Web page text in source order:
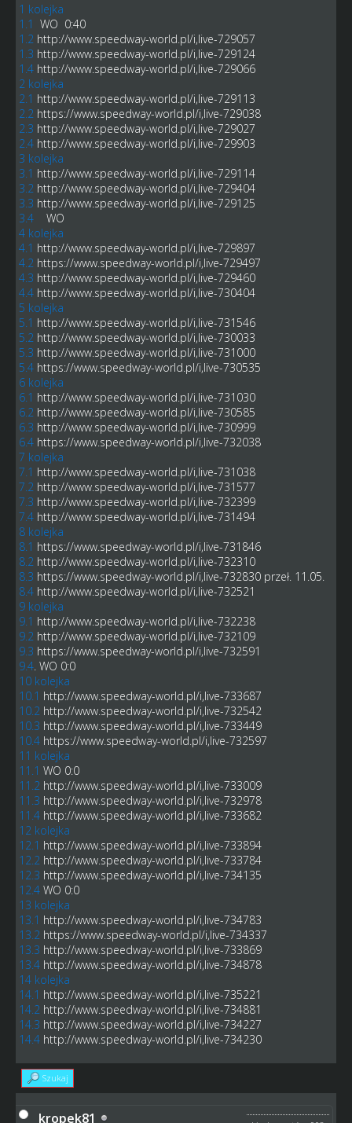
1 kolejka
1.1 WO 0:40
1.2 http://www.speedway-world.pl/i,live-729057
1.3 http://www.speedway-world.pl/i,live-729124
1.4 http://www.speedway-world.pl/i,live-729066
2 kolejka
2.1 http://www.speedway-world.pl/i,live-729113
2.2 https://www.speedway-world.pl/i,live-729038
2.3 http://www.speedway-world.pl/i,live-729027
2.4 http://www.speedway-world.pl/i,live-729903
3 kolejka
3.1 http://www.speedway-world.pl/i,live-729114
3.2 http://www.speedway-world.pl/i,live-729404
3.3 http://www.speedway-world.pl/i,live-729125
3.4WO
4 kolejka
4.1 http://www.speedway-world.pl/i,live-729897
4.2 https://www.speedway-world.pl/i,live-729497
4.3 http://www.speedway-world.pl/i,live-729460
4.4 http://www.speedway-world.pl/i,live-730404
5 kolejka
5.1 http://www.speedway-world.pl/i,live-731546
5.2 http://www.speedway-world.pl/i,live-730033
5.3 http://www.speedway-world.pl/i,live-731000
5.4 https://www.speedway-world.pl/i,live-730535
6 kolejka
6.1 http://www.speedway-world.pl/i,live-731030
6.2 http://www.speedway-world.pl/i,live-730585
6.3 http://www.speedway-world.pl/i,live-730999
6.4 https://www.speedway-world.pl/i,live-732038
7 kolejka
7.1 http://www.speedway-world.pl/i,live-731038
7.2 http://www.speedway-world.pl/i,live-731577
7.3 http://www.speedway-world.pl/i,live-732399
7.4 http://www.speedway-world.pl/i,live-731494
8 kolejka
8.1 https://www.speedway-world.pl/i,live-731846
8.2 http://www.speedway-world.pl/i,live-732310
8.3 https://www.speedway-world.pl/i,live-732830przeł. 11.05.
8.4 http://www.speedway-world.pl/i,live-732521
9 kolejka
9.1 http://www.speedway-world.pl/i,live-732238
9.2 http://www.speedway-world.pl/i,live-732109
9.3 https://www.speedway-world.pl/i,live-732591
9.4. WO 0:0
10 kolejka
10.1 http://www.speedway-world.pl/i,live-733687
10.2 http://www.speedway-world.pl/i,live-732542
10.3 http://www.speedway-world.pl/i,live-733449
10.4 https://www.speedway-world.pl/i,live-732597
11 kolejka
11.1 WO 0:0
11.2 http://www.speedway-world.pl/i,live-733009
11.3 http://www.speedway-world.pl/i,live-732978
11.4 http://www.speedway-world.pl/i,live-733682
12 kolejka
12.1 http://www.speedway-world.pl/i,live-733894
12.2 http://www.speedway-world.pl/i,live-733784
12.3 http://www.speedway-world.pl/i,live-734135
12.4WO 0:0
13 kolejka
13.1 http://www.speedway-world.pl/i,live-734783
13.2 https://www.speedway-world.pl/i,live-734337
13.3 http://www.speedway-world.pl/i,live-733869
13.4 http://www.speedway-world.pl/i,live-734878
14 kolejka
14.1 http://www.speedway-world.pl/i,live-735221
14.2 http://www.speedway-world.pl/i,live-734881
14.3 http://www.speedway-world.pl/i,live-734227
14.4 http://www.speedway-world.pl/i,live-734230
Szukaj
kropek81